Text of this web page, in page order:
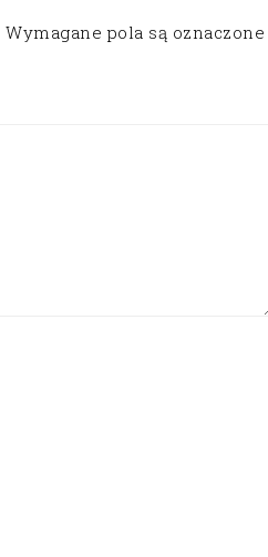
Wymagane pola są oznaczone